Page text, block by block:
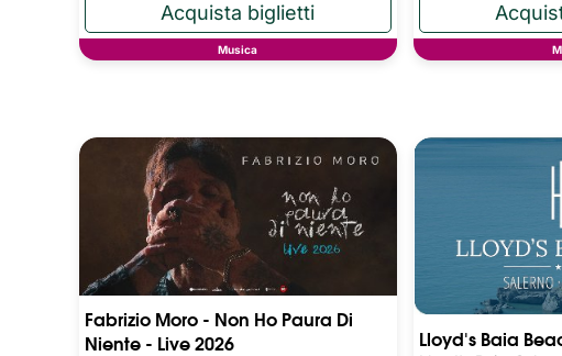
Musica
Fabrizio Moro - Non Ho Paura Di
Niente - Live 2026
Lloyd's Baia